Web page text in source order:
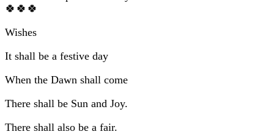
🍀🍀🍀
Wishes
It shall be a festive day
When the Dawn shall come
There shall be Sun and Joy.
There shall also be a fair.